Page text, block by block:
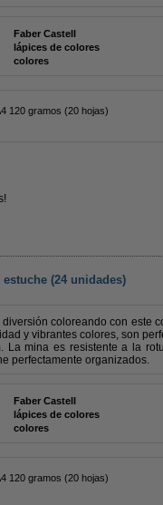
Faber Castell
lápices de colores
colores
120 gramos (20 hojas)
(24 unidades)
coloreando con este
y vibrantes colores, son
La mina es resistente a la
perfectamente organizados.
Faber Castell
lápices de colores
colores
120 gramos (20 hojas)